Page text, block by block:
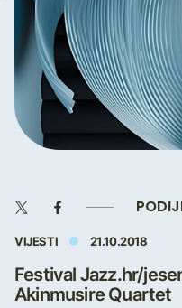
VIJESTI 21.10.2018
Festival Jazz.hr/
Akinmusire Quartet